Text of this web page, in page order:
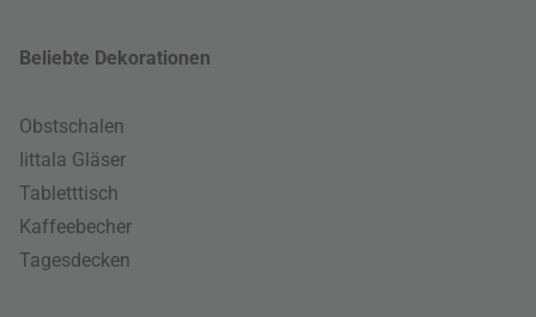
Beliebte Dekorationen
Obstschalen
Iittala Gläser
Tabletttisch
Kaffeebecher
Tagesdecken